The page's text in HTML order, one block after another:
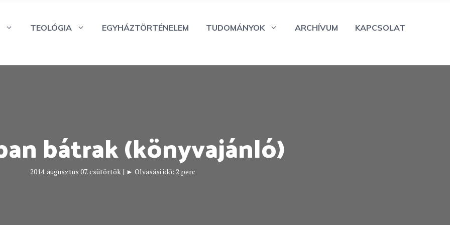
TEOLÓGIA EGYHÁZTÖRTÉNELEM TUDOMÁNYOK ARCHÍVUM KAPCSOLAT
bátrak (könyvajánló)
2014. augusztus 07. csütörtök| ► Olvasási idő: 2 perc